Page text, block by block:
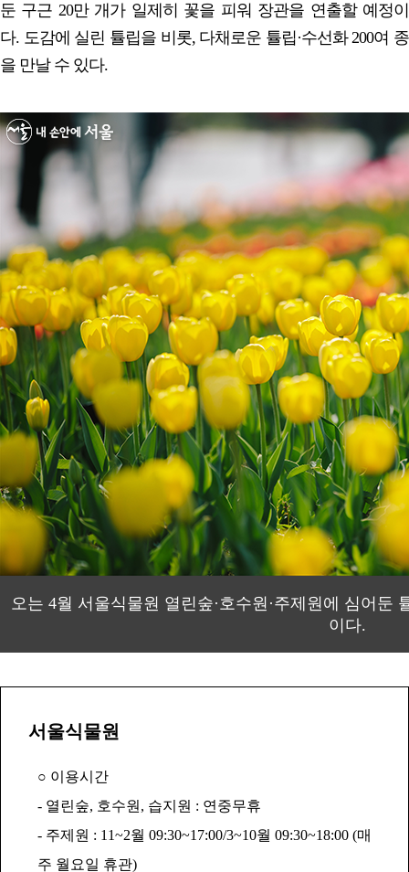
둔 구근 20만 개가 일제히 꽃을 피워 장관을 연출할 예정이
다. 도감에 실린 튤립을 비롯, 다채로운 튤립·수선화 200여 종
을 만날 수 있다.
오는 4월 서울식물원 열린숲·호수원·주제원에 심어둔
이다.
서울식물원
○ 이용시간
- 열린숲, 호수원, 습지원 : 연중무휴
- 주제원 : 11~2월 09:30~17:00/3~10월 09:30~18:00 (매
주 월요일 휴관)